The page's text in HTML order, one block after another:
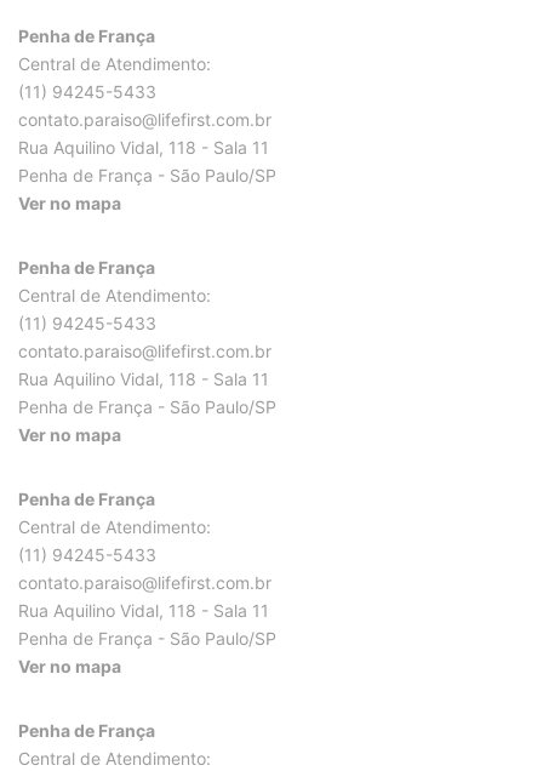
Penha de França
Central de Atendimento:
(11) 94245-5433
contato.paraiso@lifefirst.com.br
Rua Aquilino Vidal, 118 - Sala 11
Penha de França - São Paulo/SP
Ver no mapa
Penha de França
Central de Atendimento:
(11) 94245-5433
contato.paraiso@lifefirst.com.br
Rua Aquilino Vidal, 118 - Sala 11
Penha de França - São Paulo/SP
Ver no mapa
Penha de França
Central de Atendimento:
(11) 94245-5433
contato.paraiso@lifefirst.com.br
Rua Aquilino Vidal, 118 - Sala 11
Penha de França - São Paulo/SP
Ver no mapa
Penha de França
Central de Atendimento: